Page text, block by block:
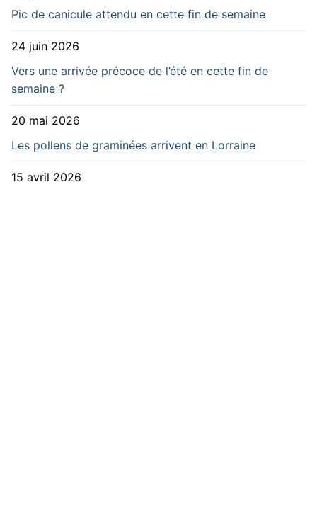
Pic de canicule attendu en cette fin de semaine
24 juin 2026
Vers une arrivée précoce de l’été en cette fin de
semaine ?
20 mai 2026
Les pollens de graminées arrivent en Lorraine
15 avril 2026